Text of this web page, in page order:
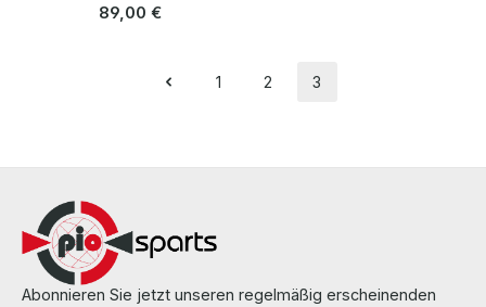
Regulärer Preis:
89,00 €
Seite
1
Seite
2
Seite
3
Abonnieren Sie jetzt unseren regelmäßig erscheinenden